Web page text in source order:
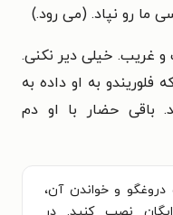
ما رو نپاد. (می رود.)
و غریب. خیلی دیر نکنی.
به او داده به
باقی حضار با او دم
دروغگو و خواندن آن،
نصب کنید. در